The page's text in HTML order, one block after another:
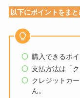
以下にポイントをま
購入できるポ
支払方法は「
クレジットカ
ん。